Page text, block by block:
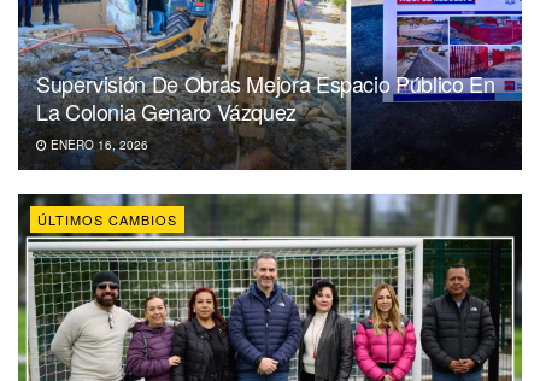
Supervisión De Obras Mejora Espacio Público En
La Colonia Genaro Vázquez
ENERO 16, 2026
ÚLTIMOS CAMBIOS